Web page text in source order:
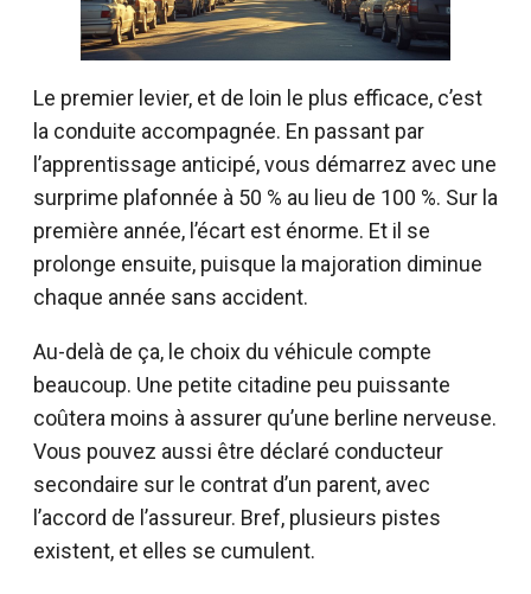
Le premier levier, et de loin le plus efficace, c’est
la conduite accompagnée. En passant par
l’apprentissage anticipé, vous démarrez avec une
surprime plafonnée à 50 % au lieu de 100 %. Sur la
première année, l’écart est énorme. Et il se
prolonge ensuite, puisque la majoration diminue
chaque année sans accident.
Au-delà de ça, le choix du véhicule compte
beaucoup. Une petite citadine peu puissante
coûtera moins à assurer qu’une berline nerveuse.
Vous pouvez aussi être déclaré conducteur
secondaire sur le contrat d’un parent, avec
l’accord de l’assureur. Bref, plusieurs pistes
existent, et elles se cumulent.